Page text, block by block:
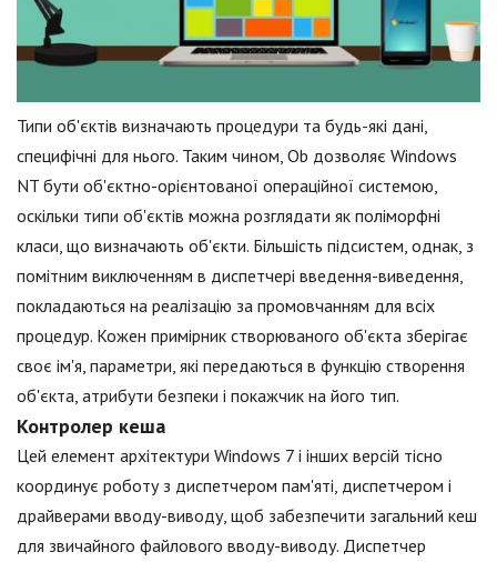
Типи об'єктів визначають процедури та будь-які дані,
специфічні для нього. Таким чином, Ob дозволяє Windows
NT бути об'єктно-орієнтованої операційної системою,
оскільки типи об'єктів можна розглядати як поліморфні
класи, що визначають об'єкти. Більшість підсистем, однак, з
помітним виключенням в диспетчері введення-виведення,
покладаються на реалізацію за промовчанням для всіх
процедур. Кожен примірник створюваного об'єкта зберігає
своє ім'я, параметри, які передаються в функцію створення
об'єкта, атрибути безпеки і покажчик на його тип.
Контролер кеша
Цей елемент архітектури Windows 7 і інших версій тісно
координує роботу з диспетчером пам'яті, диспетчером і
драйверами вводу-виводу, щоб забезпечити загальний кеш
для звичайного файлового вводу-виводу. Диспетчер